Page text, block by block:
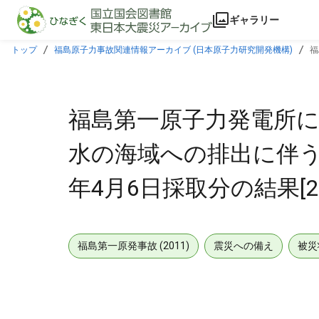
本文に飛ぶ
ギャラリー
トップ 福島原子力事故関連情報アーカイブ (日本原子力研究開発機構)
福島第一原子力発電所
水の海域への排出に伴
年4月6日採取分の結果
福島第一原発事故 (2011) 震災への備え 被災